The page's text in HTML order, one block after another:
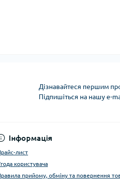
Дізнавайтеся першим
Підпишіться на нашу e-
Інформація
лист
користувача
прийому, обміну та повернення